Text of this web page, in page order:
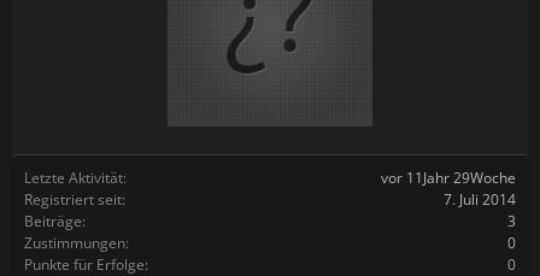
Letzte Aktivität:
vor 11Jahr 29Woche
Registriert seit:
7. Juli 2014
Beiträge:
3
Zustimmungen:
0
Punkte für Erfolge:
0